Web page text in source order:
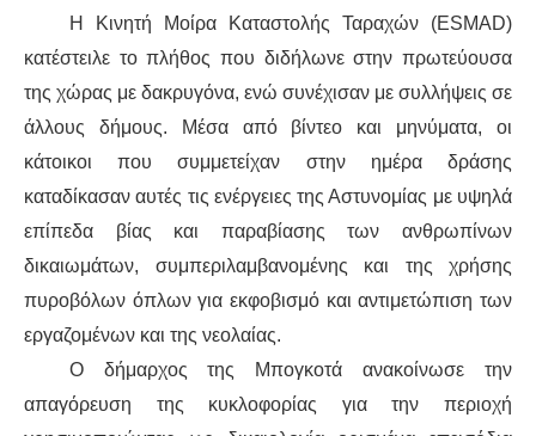
Η
Κινητή Μοίρα Καταστολής Ταραχών(ESMAD)
κατέστειλε το πλήθος που διδήλωνεστην πρωτεύουσα
της χώρας με δακρυγόνα, ενώ συνέχισαν με συλλήψεις σε
άλλους δήμους. Μέσα από βίντεο και μηνύματα, οι
κάτοικοι που συμμετείχαν στην ημέρα δράσης
καταδίκασαναυτές τις ενέργειες της Αστυνομίας με υψηλά
επίπεδα βίας και παραβίασης των ανθρωπίνων
δικαιωμάτων, συμπεριλαμβανομένης και της χρήσης
πυροβόλων όπλων για εκφοβισμό και αντιμετώπιση των
εργαζομένων και της νεολαίας.
Ο δήμαρχος της Μπογκοτά ανακοίνωσε την
απαγόρευση της κυκλοφορίας για την περιοχή